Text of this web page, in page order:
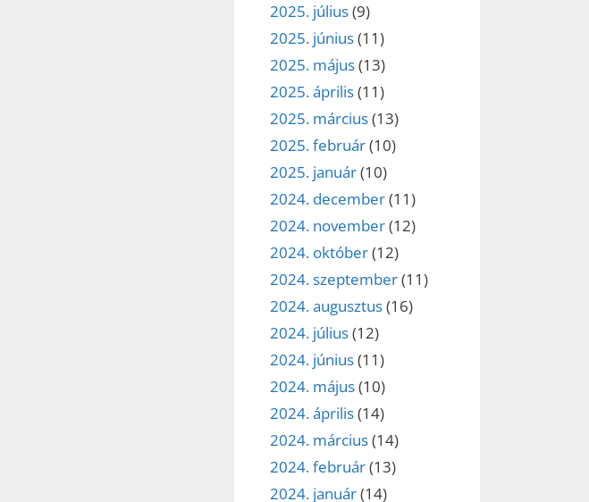
2025. július(9)
2025. június(11)
2025. május(13)
2025. április(11)
2025. március(13)
2025. február(10)
2025. január(10)
2024. december(11)
2024. november(12)
2024. október(12)
2024. szeptember(11)
2024. augusztus(16)
2024. július(12)
2024. június(11)
2024. május(10)
2024. április(14)
2024. március(14)
2024. február(13)
2024. január(14)